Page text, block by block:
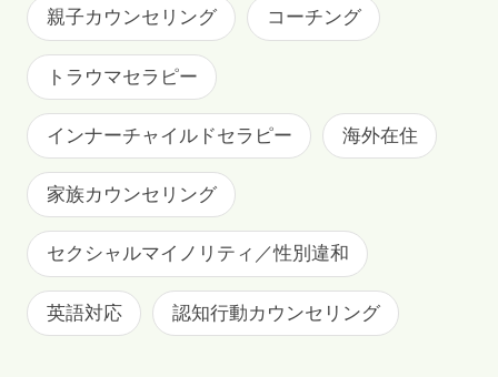
親子カウンセリング コーチング
トラウマセラピー
インナーチャイルドセラピー 海外在住
家族カウンセリング
セクシャルマイノリティ／性別違和
英語対応 認知行動カウンセリング